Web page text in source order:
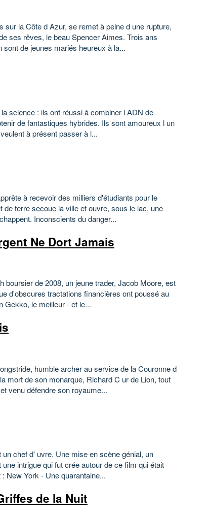
la Côte d Azur, se remet à peine d une rupture,
ses rêves, le beau Spencer Aimes. Trois ans
de jeunes mariés heureux à la...
science : ils ont réussi à combiner l ADN de
de fantastiques hybrides. Ils sont amoureux l un
à présent passer à l...
à recevoir des milliers d'étudiants pour le
terre secoue la ville et ouvre, sous le lac, une
Inconscients du danger...
Ne Dort Jamais
boursier de 2008, un jeune trader, Jacob Moore, est
d'obscures tractations financières ont poussé au
Gekko, le meilleur - et le...
humble archer au service de la Couronne d
mort de son monarque, Richard C ur de Lion, tout
venu défendre son royaume...
chef d' uvre. Une mise en scène génial, un
intrigue qui fut crée autour de ce film qui était
New York - Une quarantaine...
de la Nuit